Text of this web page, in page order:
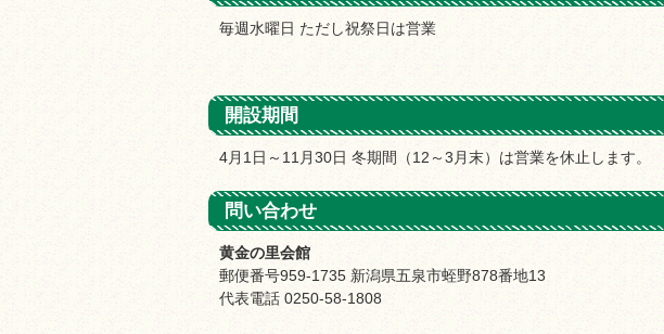
毎週水曜日 ただし祝祭日は営業
開設期間
4月1日～11月30日 冬期間（12～3月末）は営業を休止します。
問い合わせ
黄金の里会館
郵便番号959-1735 新潟県五泉市蛭野878番地13
代表電話 0250-58-1808